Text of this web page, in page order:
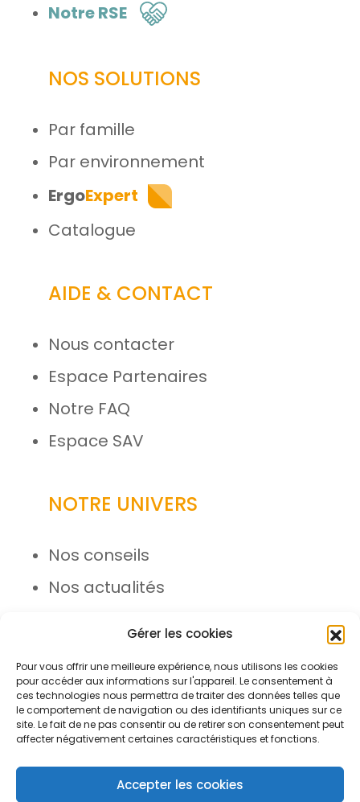
Gérer les cookies
Pour vous offrir une meilleure expérience, nous utilisons les cookies
pour accéder aux informations sur l'appareil. Le consentement à
ces technologies nous permettra de traiter des données telles que
le comportement de navigation ou des identifiants uniques sur ce
site. Le fait de ne pas consentir ou de retirer son consentement peut
affecter négativement certaines caractéristiques et fonctions.
Accepter les cookies
Notre RSE
NOS SOLUTIONS
Par famille
Par environnement
ErgoExpert
Catalogue
AIDE & CONTACT
Nous contacter
Espace Partenaires
Notre FAQ
Espace SAV
NOTRE UNIVERS
Nos conseils
Nos actualités
© Azergo 2026 - Tous droits
réservés